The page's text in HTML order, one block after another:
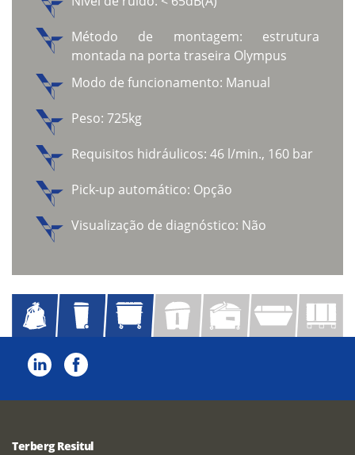
Método de montagem: estrutura
montada na porta traseira Olympus
Modo de funcionamento: Manual
Peso: 725kg
Requisitos hidráulicos: 46 l/min., 160 bar
Pick-up automático: Opção
Visualização de diagnóstico: Não
Terberg Resitul